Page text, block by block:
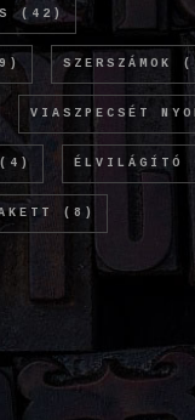
(42)
SZERSZÁMOK
VIASZPECSÉT
ÉLVILÁGÍTÓ
(8)